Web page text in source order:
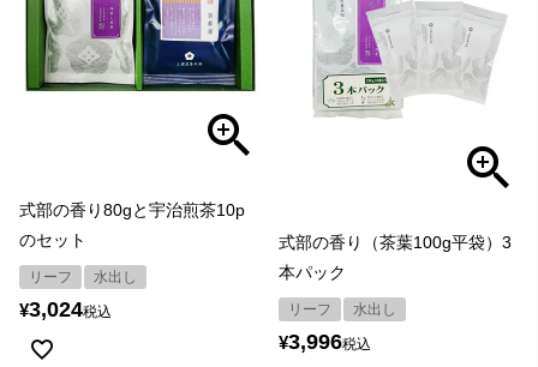
式部の香り80gと宇治煎茶10p
のセット
リーフ 水出し
¥3,024税込
式部の香り（茶葉100g平袋）3
本パック
リーフ 水出し
¥3,996税込